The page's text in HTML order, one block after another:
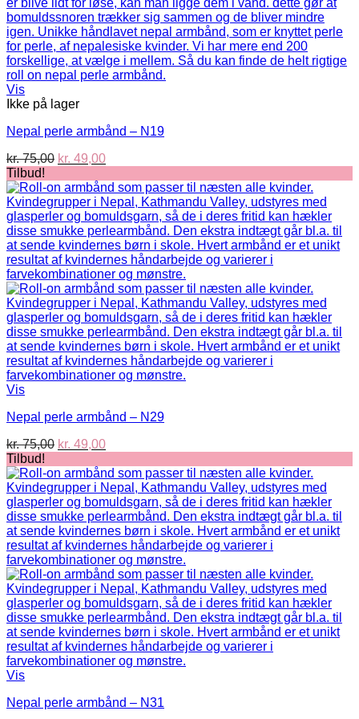
Vis
Ikke på lager
Nepal perle armbånd – N19
kr.75,00 Den
pris
var:
kr. 75,00.
kr. 49,00Den
pris
er:
kr. 49,00.
Tilbud!
Vis
Nepal perle armbånd – N29
kr.75,00 Den
pris
var:
kr. 75,00.
kr. 49,00Den
pris
er:
kr. 49,00.
Tilbud!
Vis
Nepal perle armbånd – N31